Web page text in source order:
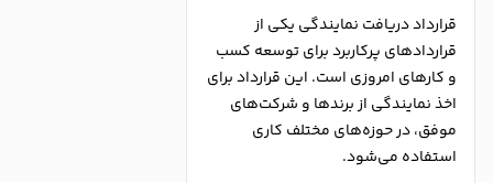
قرارداد دریافت نمایندگی یکی از
قراردادهای پرکاربرد برای توسعه کسب
و کارهای امروزی است. این قرارداد برای
اخذ نمایندگی از برندها و شرکت‌های
موفق، در حوزه‌های مختلف کاری
استفاده می‌شود.